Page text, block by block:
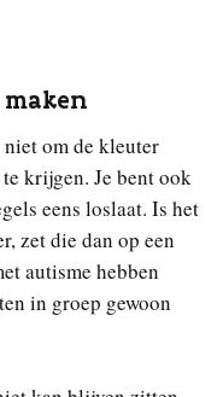
om de kleuter
krijgen. Je bent ook
eens loslaat. Is het
zet die dan op een
autisme hebben
in groep gewoon